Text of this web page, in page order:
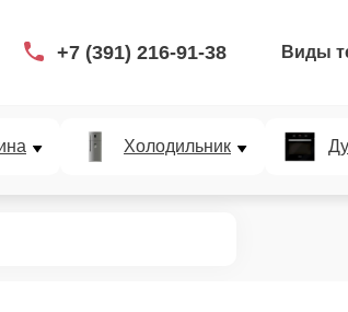
+7 (391) 216-91-38 Виды
Холодильник